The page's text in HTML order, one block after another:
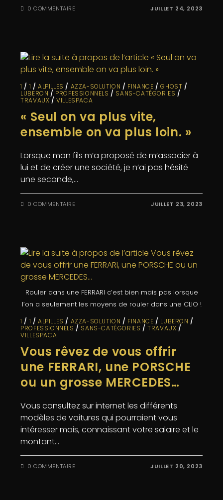
0 COMMENTAIRE JUILLET 24, 2023
1 / 1 /ALPILLES / AZZA-SOLUTION / FINANCE /GHOST /
LUBERON / PROFESSIONNELS / SANS-CATÉGORIES /
TRAVAUX /VILLESPACA
« Seul on va plus vite,
ensemble on va plus loin. »
Lorsque mon fils m’a proposé de m’associer à
lui et de créer une société, je n’ai pas hésité
une seconde,…
0 COMMENTAIRE JUILLET 23, 2023
Rouler dans une FERRARI c’est bien mais pas lorsque
l’on a seulement les moyens de rouler dans une CLIO !
1 / 1 /ALPILLES / AZZA-SOLUTION / FINANCE / LUBERON /
PROFESSIONNELS / SANS-CATÉGORIES /TRAVAUX /
VILLESPACA
Vous rêvez de vous offrir
une FERRARI, une PORSCHE
ou un grosse MERCEDES…
Vous consultez sur internet les différents
modèles de voitures qui pourraient vous
intéresser mais, connaissant votre salaire et le
montant…
0 COMMENTAIRE JUILLET 20, 2023